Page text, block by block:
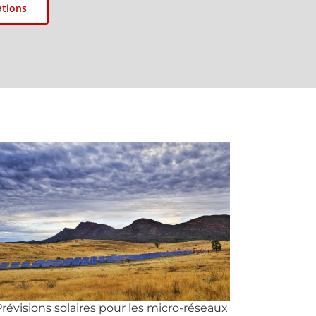
solaires pour les micro-réseaux